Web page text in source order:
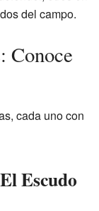
del campo.
Conoce
cada uno con
Escudo